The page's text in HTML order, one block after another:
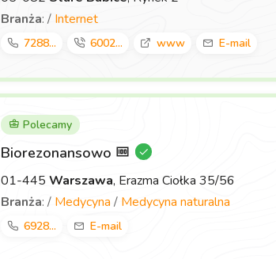
Branża: / Internet
7288... 6002... www E-mail
Polecamy
Biorezonansowo
01-445 Warszawa, Erazma Ciołka 35/56
Branża: / Medycyna / Medycyna naturalna
6928... E-mail